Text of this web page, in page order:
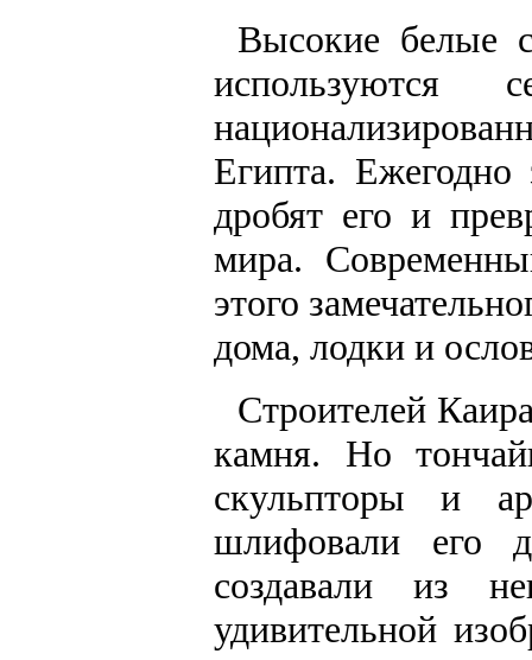
Высокие белые
используются
Египта.
дробят его и
мира.
этого
дома, лодки и
Строителей
камня. Но
скульпторы и
шлифовали его
создавали из
удивительной